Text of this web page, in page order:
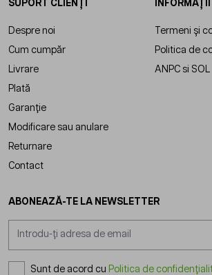
SUPORT CLIENȚI
Despre noi
Cum cumpăr
Livrare
Plată
Garanție
Modificare sau anulare
Returnare
Contact
Termeni și
Politica de
ANPC si SOL
ABONEAZĂ-TE LA NEWSLETTER
Sunt de acord cu Politica de